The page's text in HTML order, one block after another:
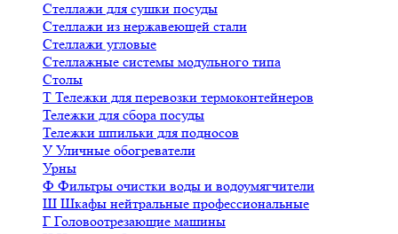
Стеллажи для сушки посуды
Стеллажи из нержавеющей стали
Стеллажи угловые
Стеллажные системы модульного типа
Столы
Т Тележки для перевозки термоконтейнеров
Тележки для сбора посуды
Тележки шпильки для подносов
У Уличные обогреватели
Урны
Ф Фильтры очистки воды и водоумягчители
Ш Шкафы нейтральные профессиональные
Г Головоотрезающие машины